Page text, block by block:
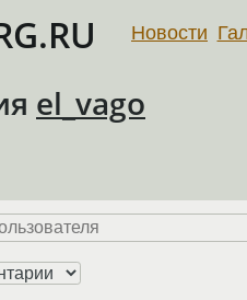
Новости
el_vago